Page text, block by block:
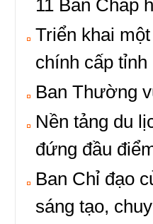
11 Ban Chấp
Triển khai
chính cấp
Ban Thường
Nền tảng du
đứng đầu
Ban Chỉ đạo
sáng tạo,